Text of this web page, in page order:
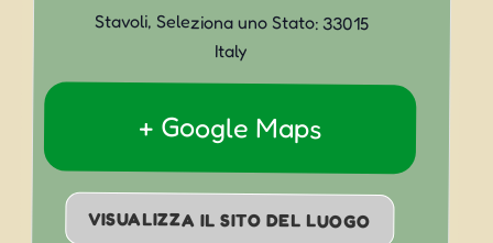
Stavoli, Seleziona uno Stato: 33015
Italy
+ Google Maps
VISUALIZZA IL SITO DEL LUOGO